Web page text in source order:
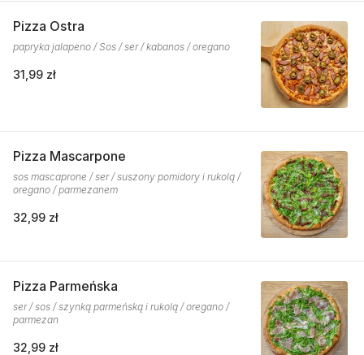
Pizza Ostra
papryka jalapeno / Sos / ser / kabanos / oregano
31,99 zł
Pizza Mascarpone
sos mascaprone / ser / suszony pomidory i rukolą /
oregano / parmezanem
32,99 zł
Pizza Parmeńska
ser / sos / szynką parmeńską i rukolą / oregano /
parmezan
32,99 zł